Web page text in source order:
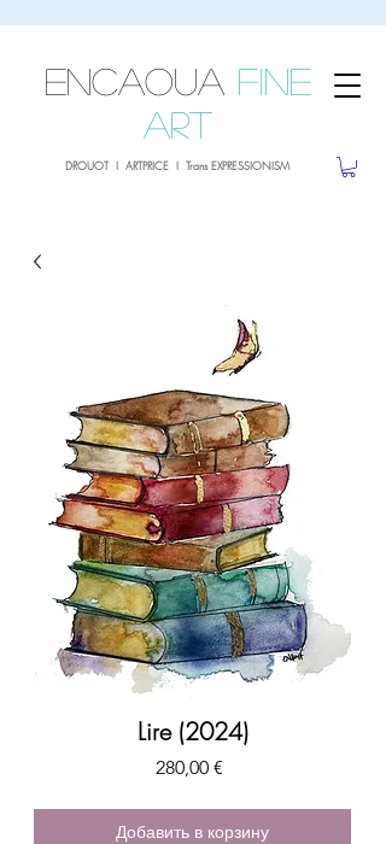
ENCAOUA Fine
Art
DROUOT I ARTPRICE I Trans EXPRESSIONISM
Lire (2024)
280,00 €
Добавить в корзину